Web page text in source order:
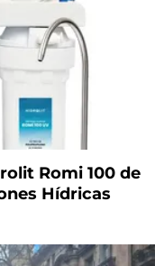
Romi 100 de
Hídricas